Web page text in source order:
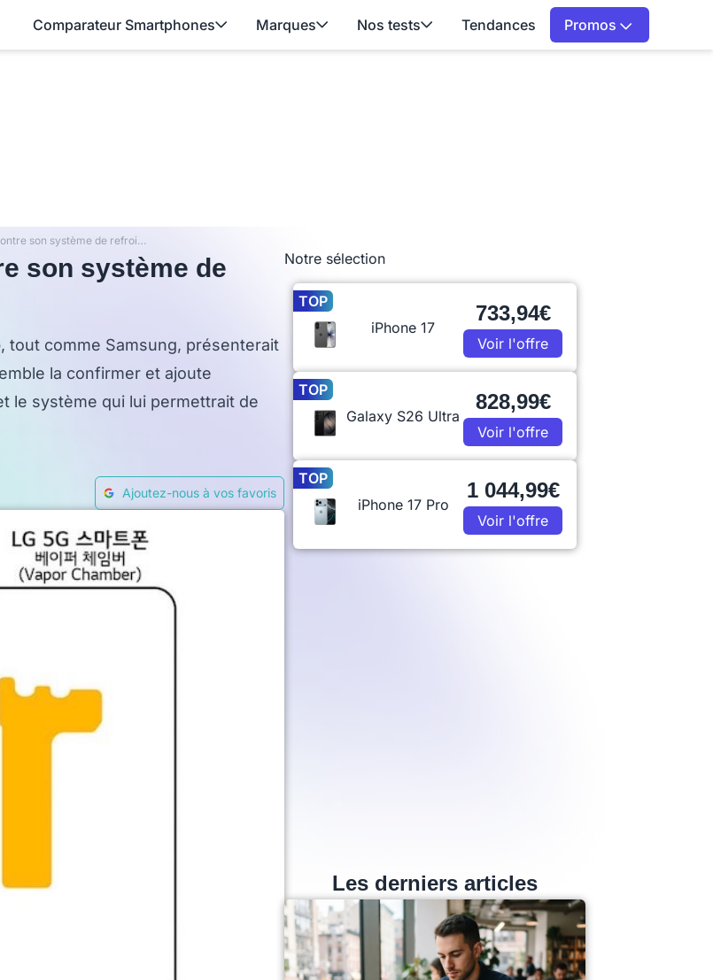
Comparateur Smartphones Marques Nos tests Tendances Promos
Le smartphone 5G de LG montre son système de refroidissement
son système de
tout comme Samsung, présenterait
la confirmer et ajoute
le système qui lui permettrait de
Ajoutez-nous à vos favoris
Notre sélection
TOP
iPhone 17
733,94€
Voir l'offre
TOP
Galaxy S26 Ultra
828,99€
Voir l'offre
TOP
iPhone 17 Pro
1 044,99€
Voir l'offre
Les derniers articles